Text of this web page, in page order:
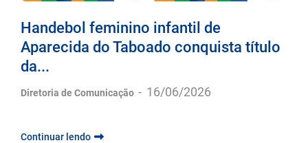
Handebol feminino infantil de
Aparecida do Taboado conquista título
da...
Diretoria de Comunicação - 16/06/2026
Continuar lendo